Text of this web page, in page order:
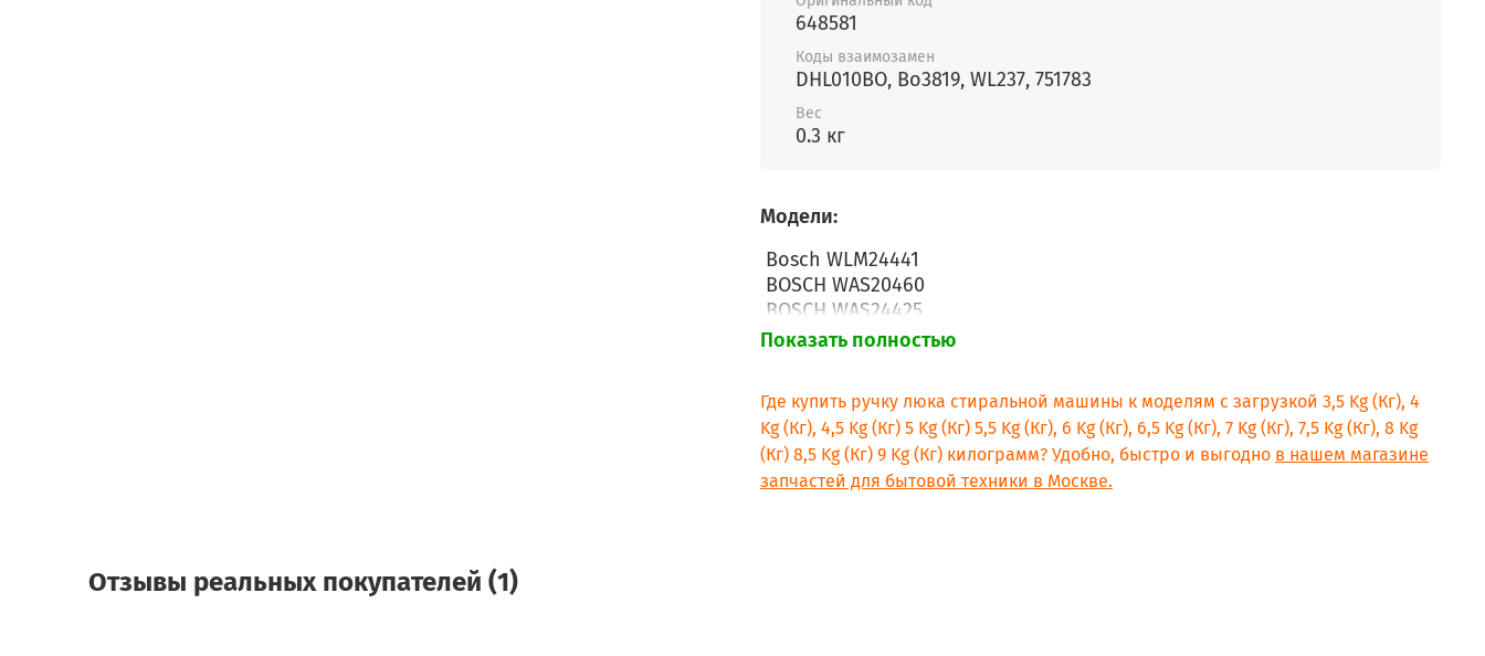
648581
Коды взаимозамен
DHL010BO, Bo3819, WL237, 751783
Вес
0.3 кг
Модели:
Bosch WLM24441
BOSCH WAS20460
BOSCH WAS24425
BOSCH WAS24460
BOSCH WLM20441
BOSCH WLM20460
BOSCH WLM20461
BOSCH WLM20468
Показать полностью
Где купить ручку люка стиральной машины к моделям с загрузкой 3,5 Kg (Кг), 4
Kg (Кг), 4,5 Kg (Кг) 5 Kg (Кг) 5,5 Kg (Кг), 6 Kg (Кг), 6,5 Kg (Кг), 7 Kg (Кг), 7,5 Kg (Кг), 8 Kg
(Кг) 8,5 Kg (Кг) 9 Kg (Кг) килограмм? Удобно, быстро и выгодно в нашем магазине
запчастей для бытовой техники в Москве.
Отзывы реальных покупателей (1)